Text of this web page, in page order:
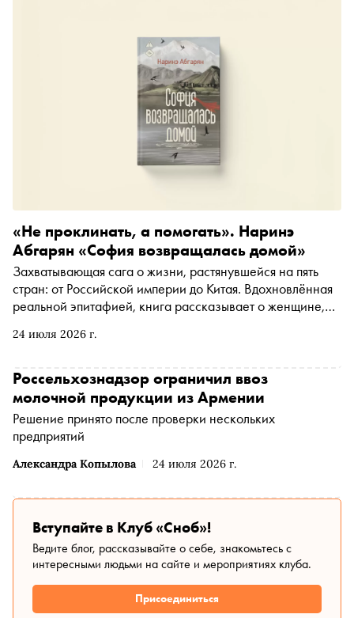
24 июля 2026 г.
«Не проклинать, а помогать». Наринэ
Абгарян «София возвращалась домой»
Захватывающая сага о жизни, растянувшейся на пять
стран: от Российской империи до Китая. Вдохновлённая
реальной эпитафией, книга рассказывает о женщине,
и психологическая драма, и история взросления. «Сноб»
АСТ в редакции «Астрель-СПб»
Александра Копылова 24 июля 2026 г.
Россельхознадзор ограничил ввоз
молочной продукции из Армении
Решение принято после проверки нескольких
предприятий
Вступайте в Клуб «Сноб»!
Ведите блог, рассказывайте о себе, знакомьтесь с
интересными людьми на сайте и мероприятиях клуба.
Присоединиться